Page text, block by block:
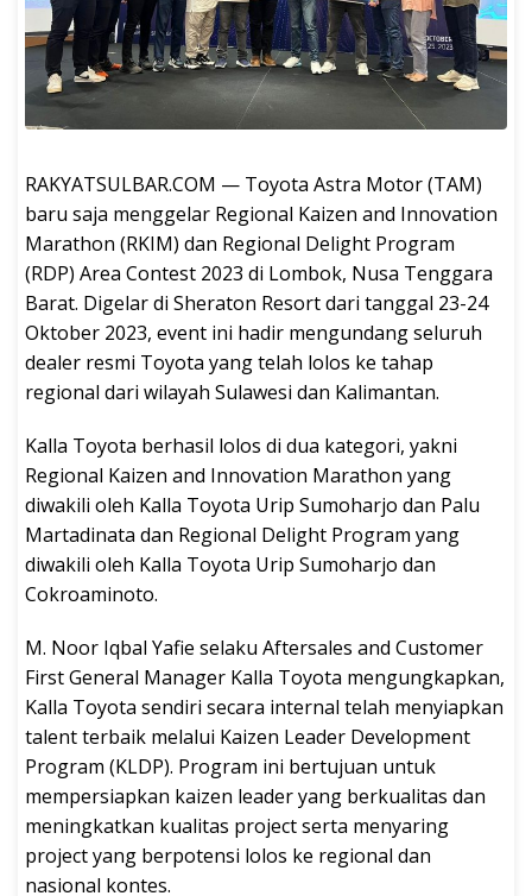
RAKYATSULBAR.COM — Toyota Astra Motor (TAM)
baru saja menggelar Regional Kaizen and Innovation
Marathon (RKIM) dan Regional Delight Program
(RDP) Area Contest 2023 di Lombok, Nusa Tenggara
Barat. Digelar di Sheraton Resort dari tanggal 23-24
Oktober 2023, event ini hadir mengundang seluruh
dealer resmi Toyota yang telah lolos ke tahap
regional dari wilayah Sulawesi dan Kalimantan.
Kalla Toyota berhasil lolos di dua kategori, yakni
Regional Kaizen and Innovation Marathon yang
diwakili oleh Kalla Toyota Urip Sumoharjo dan Palu
Martadinata dan Regional Delight Program yang
diwakili oleh Kalla Toyota Urip Sumoharjo dan
Cokroaminoto.
M. Noor Iqbal Yafie selaku Aftersales and Customer
First General Manager Kalla Toyota mengungkapkan,
Kalla Toyota sendiri secara internal telah menyiapkan
talent terbaik melalui Kaizen Leader Development
Program (KLDP). Program ini bertujuan untuk
mempersiapkan kaizen leader yang berkualitas dan
meningkatkan kualitas project serta menyaring
project yang berpotensi lolos ke regional dan
nasional kontes.